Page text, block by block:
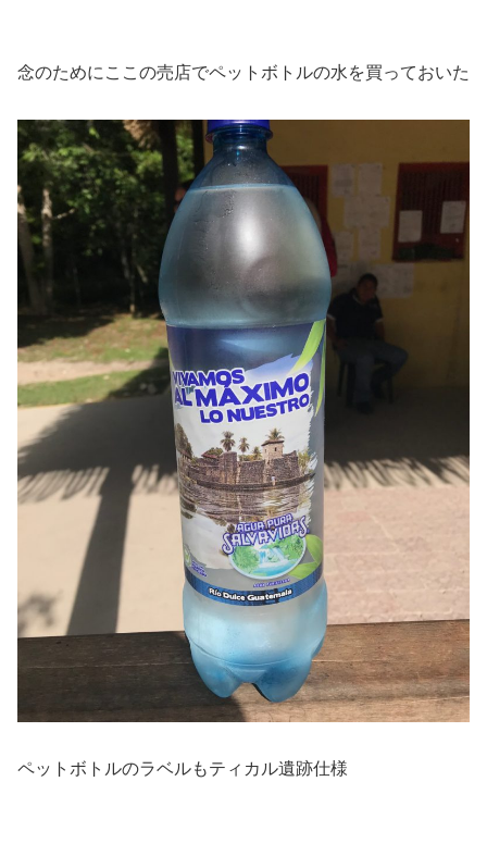
念のためにここの売店でペットボトルの水を買っておいた
ペットボトルのラベルもティカル遺跡仕様